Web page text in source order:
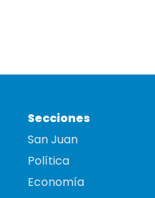
Secciones
San Juan
Política
Economía